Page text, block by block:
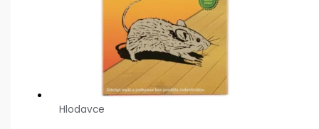
Hlodavce